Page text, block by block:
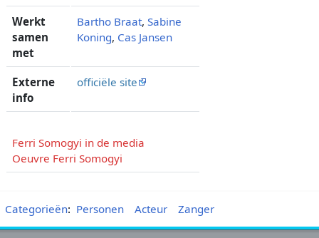
Werkt
samen
met
Bartho Braat, Sabine
Koning, Cas Jansen
Externe
info
officiële site
Ferri Somogyi in de media
Oeuvre Ferri Somogyi
Categorieën: Personen Acteur Zanger